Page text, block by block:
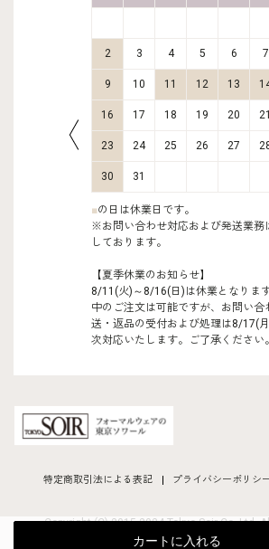
カートに入れる
2 3 4 5 6 7
9 10 11 12 13
16 17 18 19 20 21
23 24 25 26 27
30 31
■の日は休業日です。
※お問い合わせ対応および発送業務
しております。
【夏季休業のお知らせ】
8/11(火)～8/16(日)は休業となりま
中のご注文は可能ですが、お問い合
送・返品の受付および処理は8/17(
次対応いたします。ご了承ください。
特定商取引法による表記 プライバシーポリシ
Copyright (C) 2015-2024 Tokyo Soir Co ,Ltd.